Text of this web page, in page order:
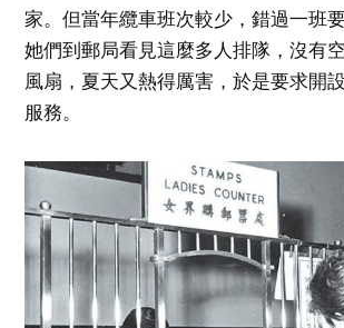
家。但當年纜車班次較少，錯過一班
她們到郵局看見這麼多人排隊，沒有
風扇，夏天又熱得厲害，於是要求開
服務。